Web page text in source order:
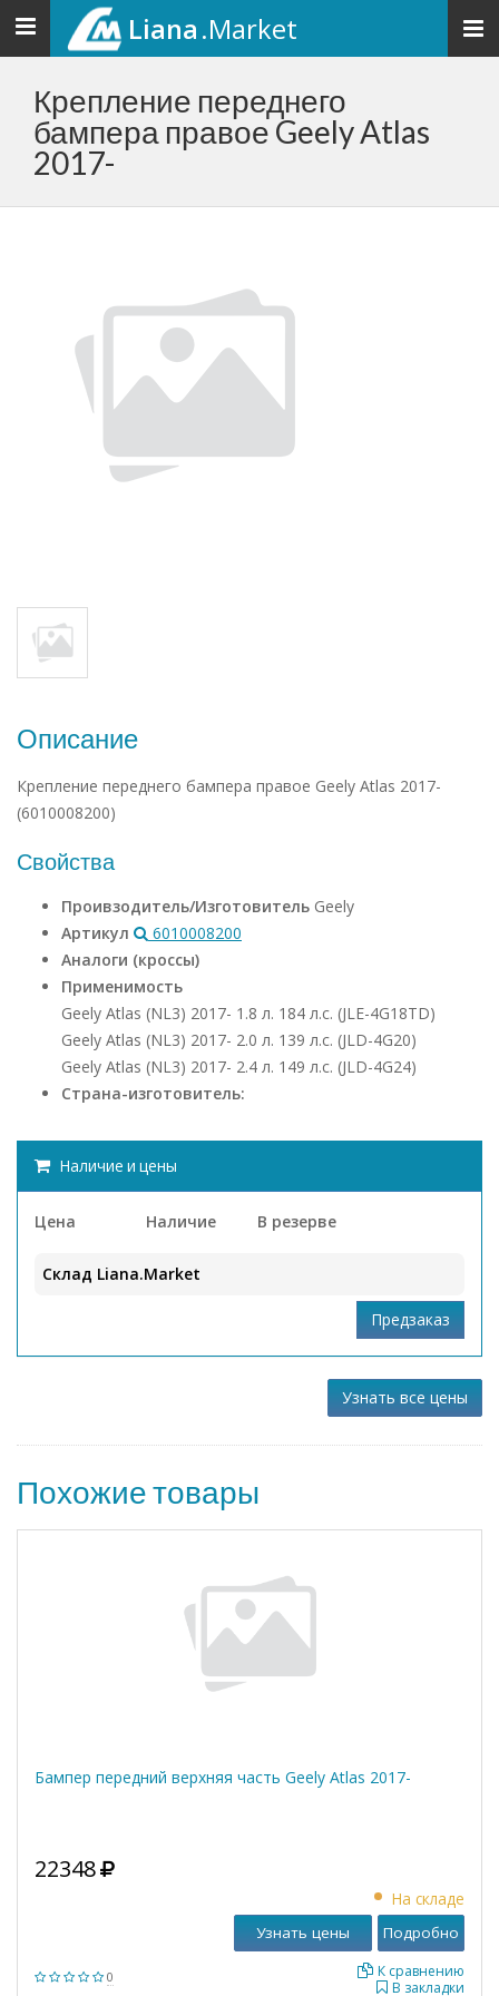
Toggle
navigation
Liana.Market
Крепление переднего
бампера правое Geely Atlas
2017-
Описание
Крепление переднего бампера правое Geely Atlas 2017-
(6010008200)
Свойства
Проивзодитель/Изготовитель Geely
Артикул
6010008200
Аналоги (кроссы)
Применимость
Geely Atlas (NL3) 2017- 1.8 л. 184 л.с. (JLE-4G18TD)
Geely Atlas (NL3) 2017- 2.0 л. 139 л.с. (JLD-4G20)
Geely Atlas (NL3) 2017- 2.4 л. 149 л.с. (JLD-4G24)
Страна-изготовитель:
Наличие и цены
Цена Наличие В резерве
Склад Liana.Market
Узнать все цены
Похожие товары
Бампер передний верхняя часть Geely Atlas 2017-
0
22348
На складе
В закладки
К сравнению
Узнать цены Подробно